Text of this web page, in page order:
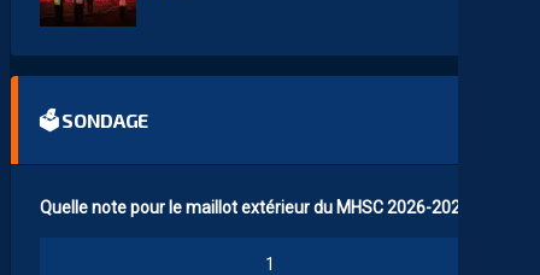
🗳 SONDAGE
Quelle note pour le maillot extérieur du MHSC 2026-2027 ?
1